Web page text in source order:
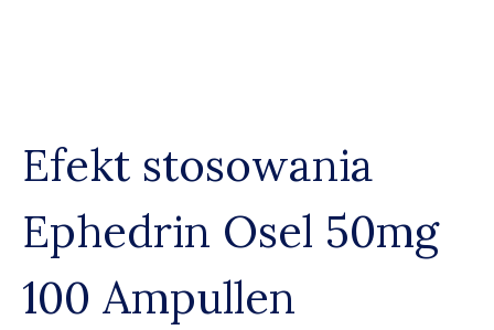
Efekt stosowania
Ephedrin Osel 50mg
100 Ampullen